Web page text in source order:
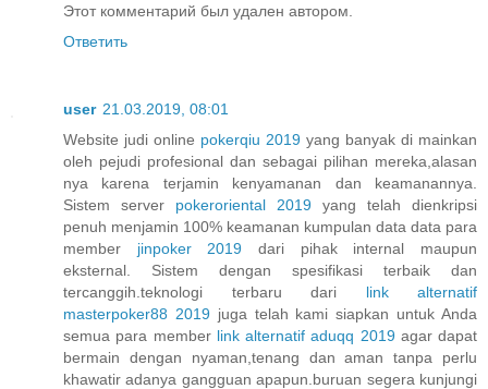
Этот комментарий был удален автором.
Ответить
user 21.03.2019, 08:01
Website judi online pokerqiu 2019 yang banyak di mainkan
oleh pejudi profesional dan sebagai pilihan mereka,alasan
nya karena terjamin kenyamanan dan keamanannya.
Sistem server pokeroriental 2019 yang telah dienkripsi
penuh menjamin 100% keamanan kumpulan data data para
member jinpoker 2019 dari pihak internal maupun
eksternal. Sistem dengan spesifikasi terbaik dan
tercanggih.teknologi terbaru dari link alternatif
masterpoker88 2019juga telah kami siapkan untuk Anda
semua para member link alternatif aduqq 2019agar dapat
bermain dengan nyaman,tenang dan aman tanpa perlu
khawatir adanya gangguan apapun.buruan segera kunjungi